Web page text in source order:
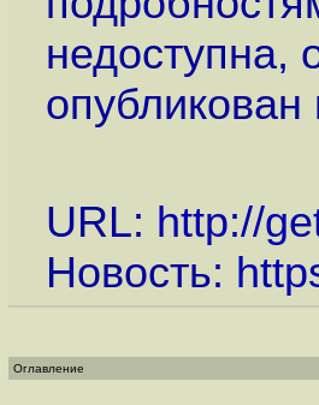
недоступна,
опубликован
URL: http://
Новость:
Оглавление